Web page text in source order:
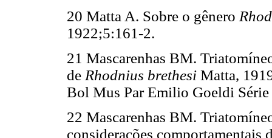
20 Matta A. Sobre o gênero
1922;5:161-2.
21 Mascarenhas BM.
de Rhodnius brethesi Matta,
Bol Mus Par Emilio Goeldi
22 Mascarenhas BM.
considerações comportamentais